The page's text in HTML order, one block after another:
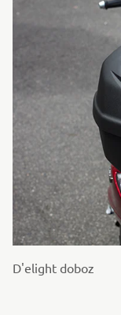
D'elight doboz